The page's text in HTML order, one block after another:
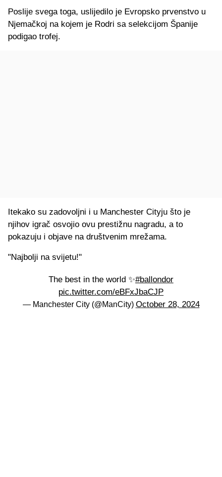
Poslije svega toga, uslijedilo je Evropsko prvenstvo u
Njemačkoj na kojem je Rodri sa selekcijom Španije
podigao trofej.
Itekako su zadovoljni i u Manchester Cityju što je
njihov igrač osvojio ovu prestižnu nagradu, a to
pokazuju i objave na društvenim mrežama.
"Najbolji na svijetu!"
The best in the world ✨#ballondor
pic.twitter.com/eBFxJbaCJP
— Manchester City (@ManCity) October 28, 2024